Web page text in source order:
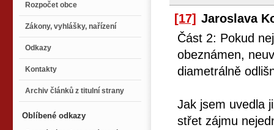
Rozpočet obce
Zákony, vyhlášky, nařízení
Odkazy
Kontakty
Archiv článků z titulní strany
Oblíbené odkazy
[17] Jaroslava
Část 2: Pokud
obeznámen,
diametrálně
Jak jsem uvedla
střet zájmu